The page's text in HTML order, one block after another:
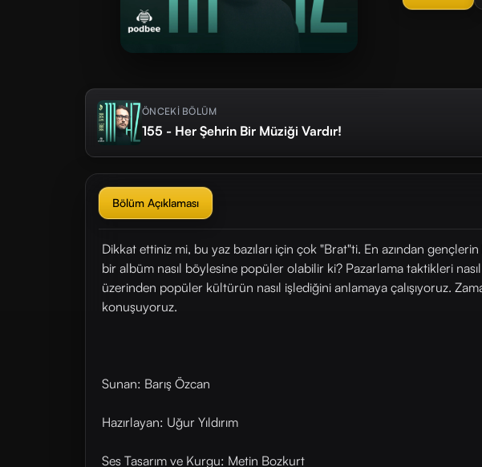
ÖNCEKİ BÖLÜM
155 - Her Şehrin Bir Müziği Vardır!
Bölüm Açıklaması
Dikkat ettiniz mi, bu yaz bazıları için çok "Brat"ti. En azından
bir albüm nasıl böylesine popüler olabilir ki? Pazarlama taktikleri
üzerinden popüler kültürün nasıl işlediğini anlamaya çalışıyoruz.
konuşuyoruz.
Sunan: Barış Özcan
Hazırlayan: Uğur Yıldırım
Ses Tasarım ve Kurgu: Metin Bozkurt